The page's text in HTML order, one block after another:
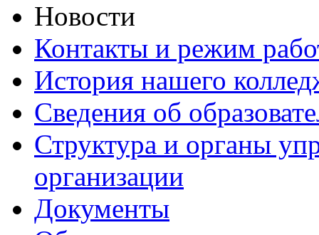
Новости
Контакты и режим
История нашего
Сведения об
Структура и органы
организации
Документы